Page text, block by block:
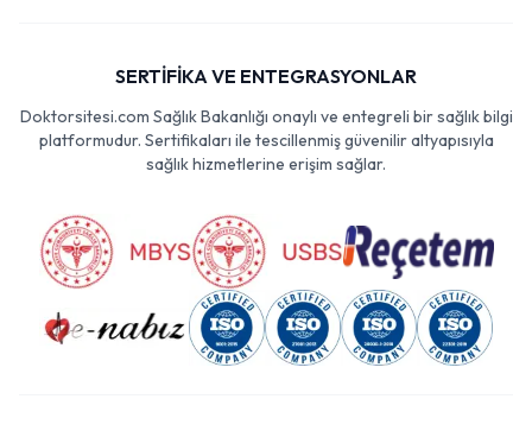
SERTİFİKA VE ENTEGRASYONLAR
Doktorsitesi.com Sağlık Bakanlığı onaylı ve entegreli bir sağlık bilgi
platformudur. Sertifikaları ile tescillenmiş güvenilir altyapısıyla
sağlık hizmetlerine erişim sağlar.